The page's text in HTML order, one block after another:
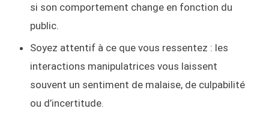
si son comportement change en fonction du
public.
Soyez attentif à ce que vous ressentez : les
interactions manipulatrices vous laissent
souvent un sentiment de malaise, de culpabilité
ou d’incertitude.